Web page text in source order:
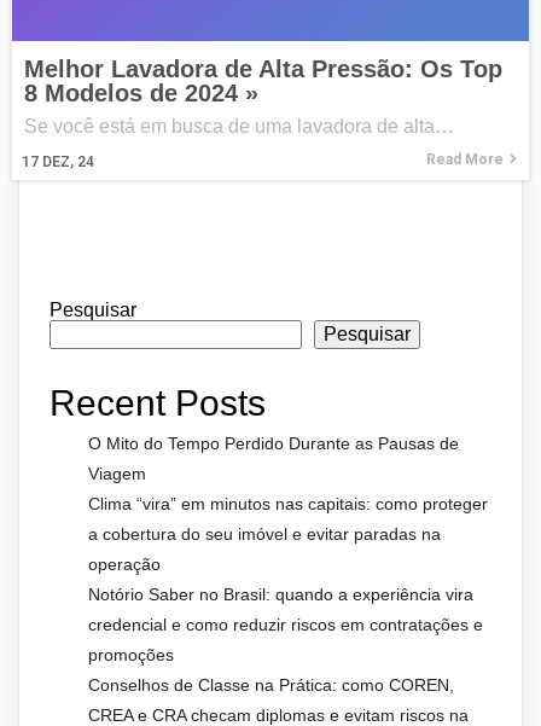
Melhor Lavadora de Alta Pressão: Os Top
8 Modelos de 2024 »
17 DEZ, 24
Se você está em busca de uma lavadora de alta…
Read More
Pesquisar
Pesquisar
Recent Posts
O Mito do Tempo Perdido Durante as Pausas de
Viagem
Clima “vira” em minutos nas capitais: como proteger
a cobertura do seu imóvel e evitar paradas na
operação
Notório Saber no Brasil: quando a experiência vira
credencial e como reduzir riscos em contratações e
promoções
Conselhos de Classe na Prática: como COREN,
CREA e CRA checam diplomas e evitam riscos na